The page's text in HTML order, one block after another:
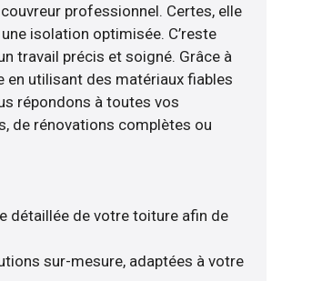
professionnel. Certes, elle
isolation optimisée. C’reste
travail précis et soigné. Grâce à
en utilisant des matériaux fiables
répondons à toutes vos
de rénovations complètes ou
détaillée de votre toiture afin de
sur-mesure, adaptées à votre